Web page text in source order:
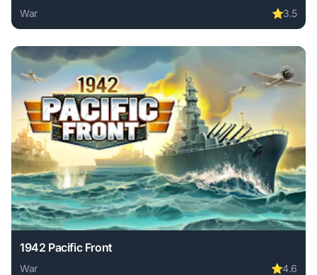
War ⭐3.5
Play Army Force War online free. war game, no
1942 Pacific Front
War ⭐4.6